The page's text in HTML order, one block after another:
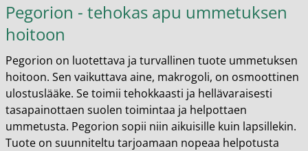
Pegorion - tehokas apu ummetuksen
hoitoon
Pegorion on luotettava ja turvallinen tuote ummetuksen
hoitoon. Sen vaikuttava aine, makrogoli, on osmoottinen
ulostuslääke. Se toimii tehokkaasti ja hellävaraisesti
tasapainottaen suolen toimintaa ja helpottaen
ummetusta. Pegorion sopii niin aikuisille kuin lapsillekin.
Tuote on suunniteltu tarjoamaan nopeaa helpotusta